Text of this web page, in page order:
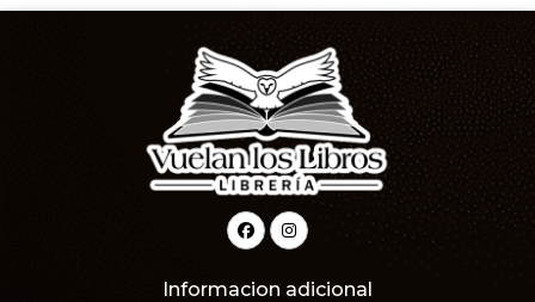
Informacion adicional